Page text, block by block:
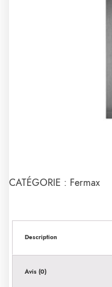
CATÉGORIE : Fermax
Description
Avis (0)